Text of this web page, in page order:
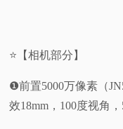
⭐【相机部分】
❶前置5000万像素（
效18mm，100度视角